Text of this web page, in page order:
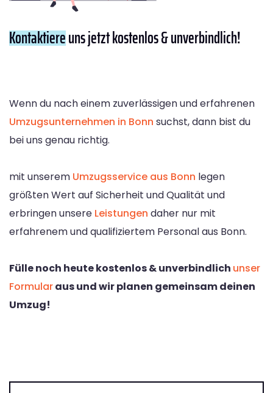
Kontaktiereuns jetzt kostenlos & unverbindlich!
Wenn du nach einem zuverlässigen und erfahrenen
Umzugsunternehmen in Bonn suchst, dann bist du
bei uns genau richtig.
mit unserem Umzugsservice aus Bonn legen
größten Wert auf Sicherheit und Qualität und
erbringen unsere Leistungen daher nur mit
erfahrenem und qualifiziertem Personal aus Bonn.
Fülle noch heute kostenlos & unverbindlich unser
Formularaus und wir planen gemeinsam deinen
Umzug!